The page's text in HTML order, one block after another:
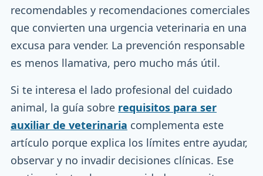
recomendables y recomendaciones comerciales
que convierten una urgencia veterinaria en una
excusa para vender. La prevención responsable
es menos llamativa, pero mucho más útil.
Si te interesa el lado profesional del cuidado
animal, la guía sobre requisitos para ser
auxiliar de veterinaria complementa este
artículo porque explica los límites entre ayudar,
observar y no invadir decisiones clínicas. Ese